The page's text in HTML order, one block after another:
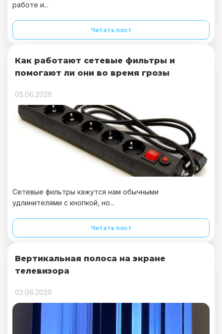
работе и...
Читать пост
Как работают сетевые фильтры и
помогают ли они во время грозы
05.06.2026
Сетевые фильтры кажутся нам обычными
удлинителями с кнопкой, но...
Читать пост
Вертикальная полоса на экране
телевизора
02.06.2026